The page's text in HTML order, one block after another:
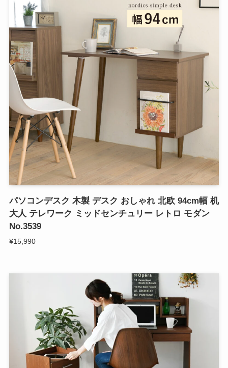
パソコンデスク 木製 デスク おしゃれ 北欧 94cm幅 机
大人 テレワーク ミッドセンチュリー レトロ モダン
No.3539
¥15,990